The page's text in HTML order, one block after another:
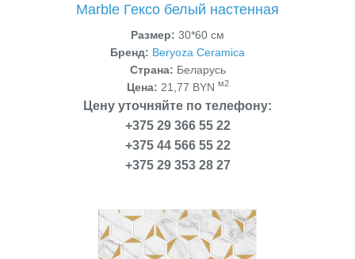
Marble Гексо белый настенная
Размер: 30*60 см
Бренд: Beryoza Ceramica
Страна: Беларусь
Цена: 21,77 BYN м2
Цену уточняйте по телефону:
+375 29 366 55 22
+375 44 566 55 22
+375 29 353 28 27